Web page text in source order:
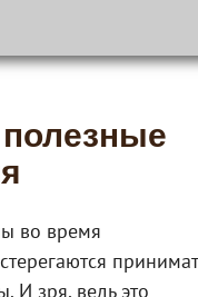
во время
И зря, ведь это